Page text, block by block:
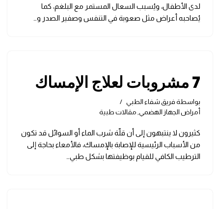
لدى الأطفال، ويُسبب السعال المستمر مع البلغم، كما
يُصاحبه أعراض مثل صعوبة في التنفس وصفير الصدر و…
7 مشروبات لعلاج الإمساك
بواسطة فريق شفاء الطبي
أمراض الجهاز الهضمي, مقالات طبية
كثيرون لا ينتبهون إلى أن قلّة شرب الماء أو السوائل قد تكون
من الأسباب الرئيسية للإصابة بالإمساك، فالأمعاء بحاجة إلى
الترطيب الكافي للقيام بوظيفتها بشكل طبي…